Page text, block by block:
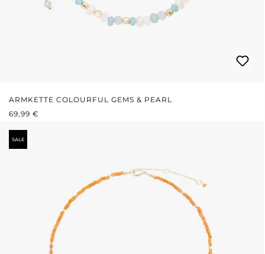
ARMKETTE COLOURFUL GEMS & PEARL
REGULÄRER PREIS:
69,99 €
SALE